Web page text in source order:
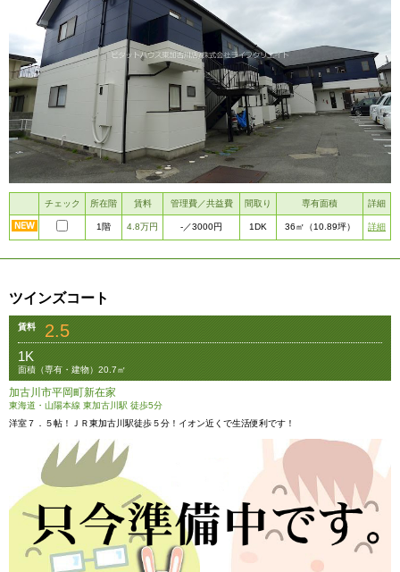
チェック 所在階 賃料 管理費／共益費 間取り 専有面積 詳細
1階 4.8万円 -／3000円 1DK 36㎡ （10.89坪） 詳細
ツインズコート
賃料 2.5
1K
面積（専有・建物）20.7㎡
加古川市平岡町新在家
東海道・山陽本線 東加古川駅 徒歩5分
洋室７．５帖！ＪＲ東加古川駅徒歩５分！イオン近くで生活便利です！